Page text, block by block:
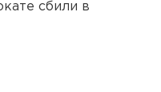
сбили в